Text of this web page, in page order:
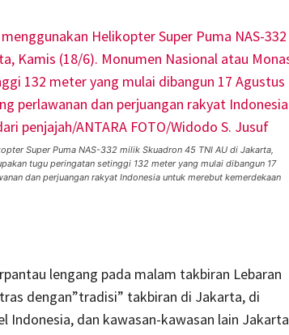
Super Puma NAS-332 milik Skuadron 45 TNI AU di Jakarta,
tugu peringatan setinggi 132 meter yang mulai dibangun 17
dan perjuangan rakyat Indonesia untuk merebut kemerdekaan
lengang pada malam takbiran Lebaran
dengan”tradisi” takbiran di Jakarta, di
Indonesia, dan kawasan-kawasan lain Jakarta